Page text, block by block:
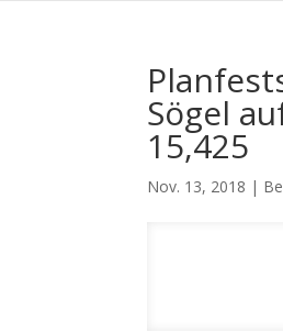
Sögel
15,425
Nov. 13, 2018 |